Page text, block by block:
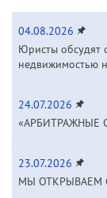
04.08.2026
Юристы обсудят
недвижимостью
24.07.2026
«АРБИТРАЖНЫЕ
23.07.2026
МЫ ОТКРЫВАЕМ